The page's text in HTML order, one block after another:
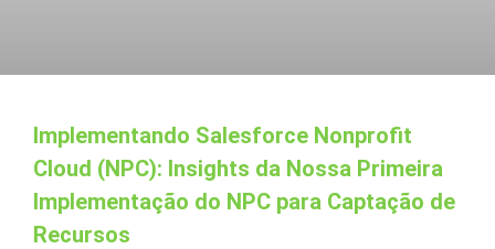
Implementando Salesforce Nonprofit
Cloud (NPC): Insights da Nossa Primeira
Implementação do NPC para Captação de
Recursos